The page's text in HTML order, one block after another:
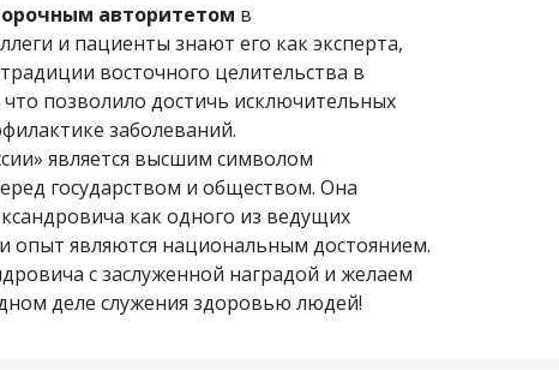
авторитетом в
и пациенты знают его как эксперта,
восточного целительства в
позволило достичь исключительных
заболеваний.
является высшим символом
государством и обществом. Она
как одного из ведущих
опыт являются национальным достоянием.
с заслуженной наградой и желаем
деле служения здоровью людей!